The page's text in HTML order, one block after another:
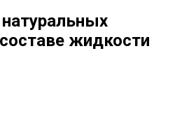
жидкости